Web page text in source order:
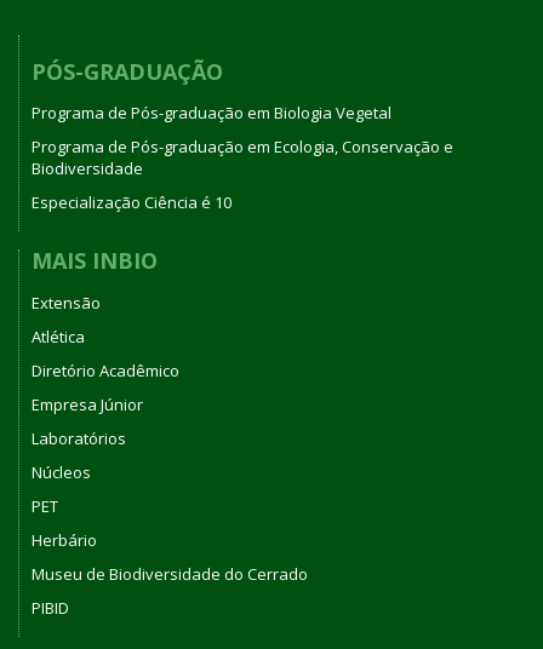
PÓS-GRADUAÇÃO
Programa de Pós-graduação em Biologia Vegetal
Programa de Pós-graduação em Ecologia, Conservação e
Biodiversidade
Especialização Ciência é 10
MAIS INBIO
Extensão
Atlética
Diretório Acadêmico
Empresa Júnior
Laboratórios
Núcleos
PET
Herbário
Museu de Biodiversidade do Cerrado
PIBID